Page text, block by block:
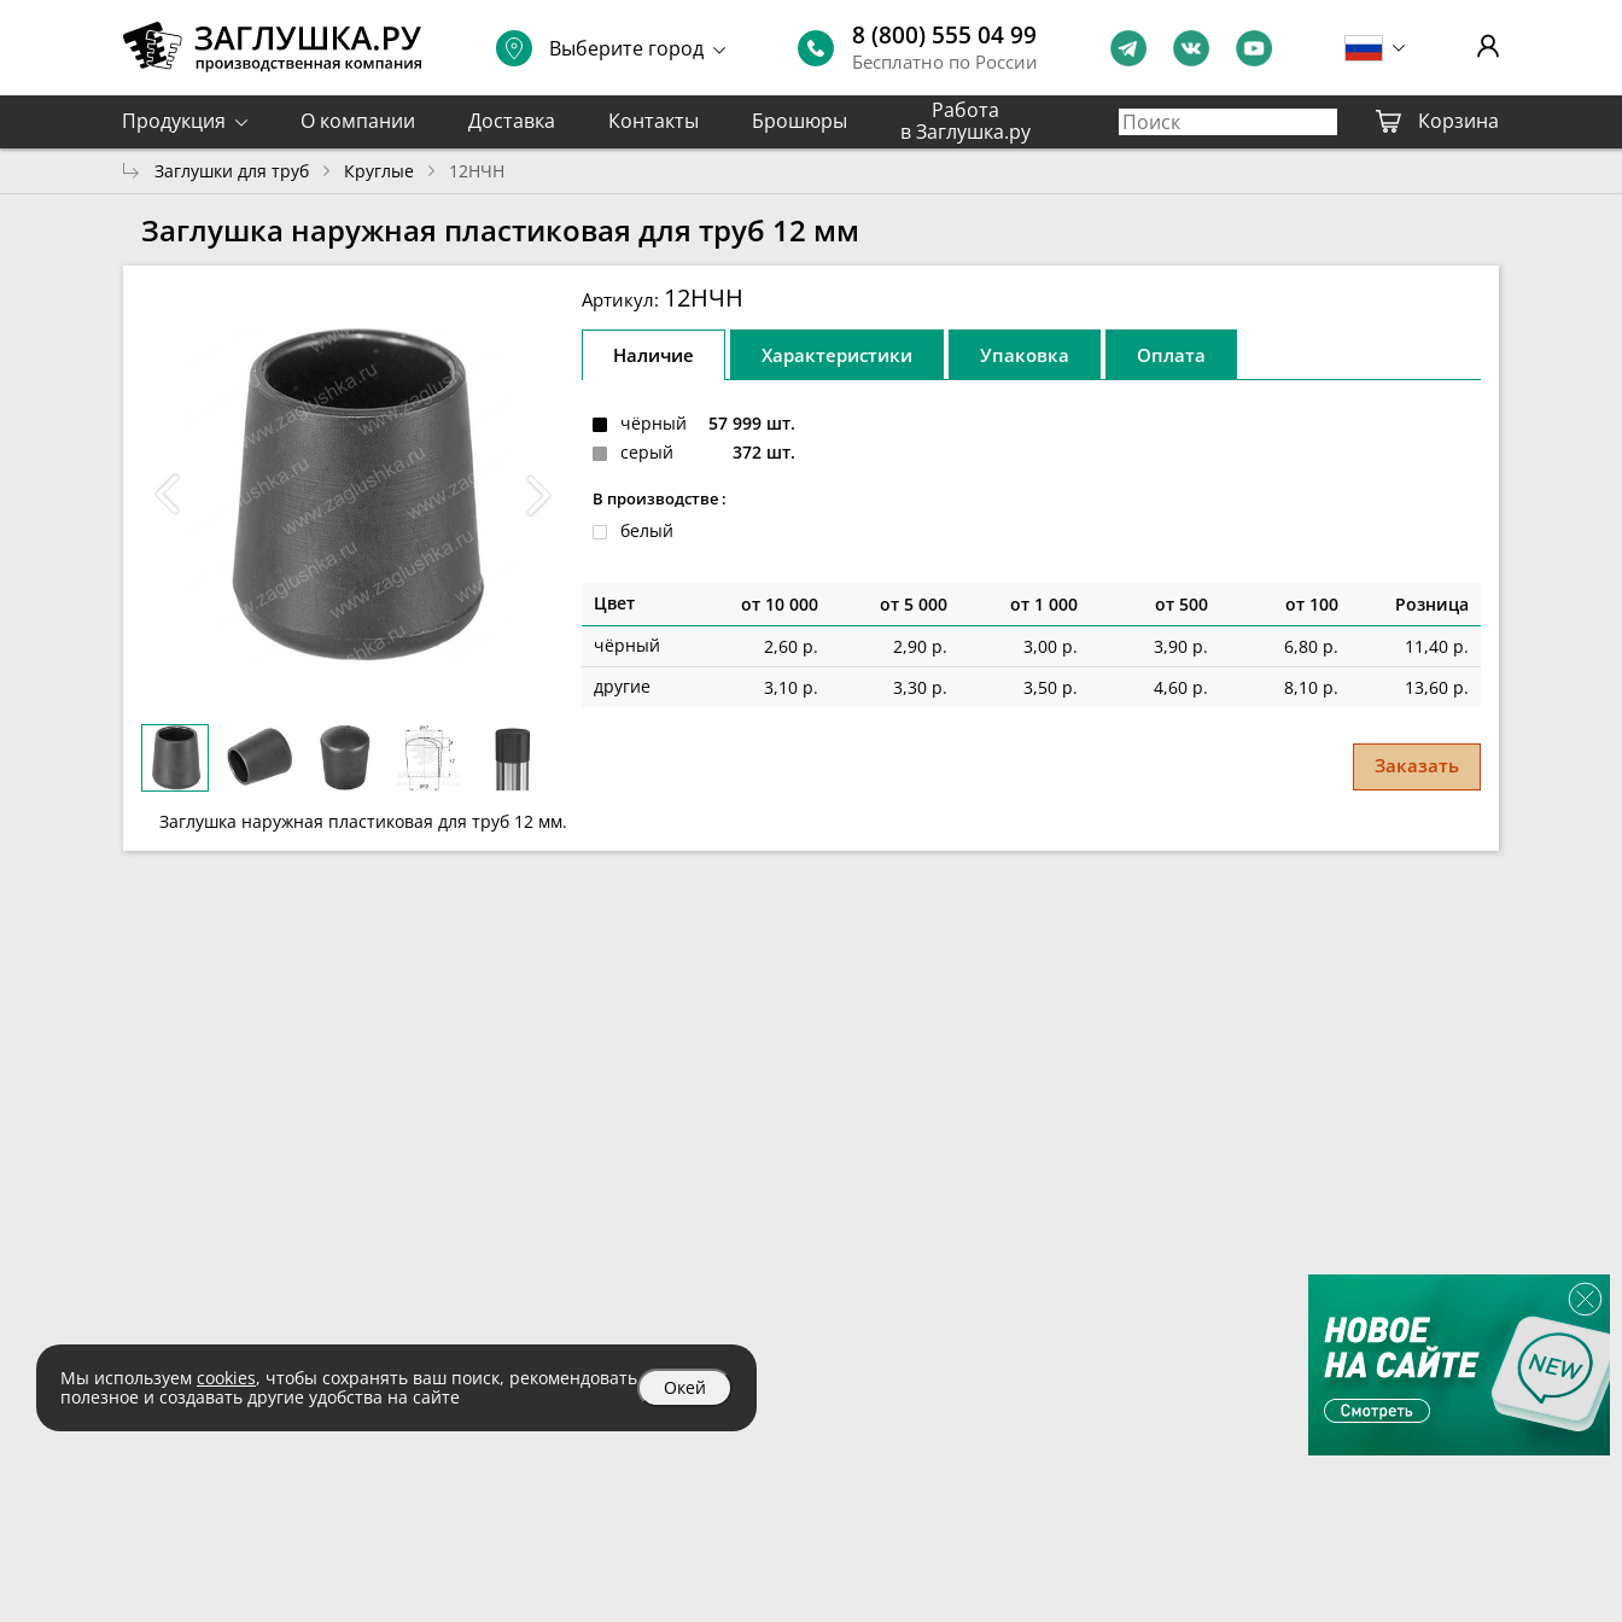
Выберите город 8 (800) 555 04 99
Бесплатно по России
Продукция О компании Доставка Контакты Брошюры
Работа
в Заглушка.ру
Корзина
Заглушки для труб Круглые 12НЧН
Заглушка наружная пластиковая для труб 12 мм
Артикул: 12НЧН
Наличие Характеристики Упаковка Оплата
чёрный
57 999 шт.
серый
372 шт.
В производстве :
белый
Цвет от 10 000 от 5 000 от 1 000 от 500 от 100
Розница
чёрный
2,60 р. 2,90 р. 3,00 р. 3,90 р. 6,80 р.
11,40 р.
другие
3,10 р. 3,30 р. 3,50 р. 4,60 р. 8,10 р. 13,60 р.
Заказать
Заглушка наружная пластиковая для труб 12 мм.
Мы используем cookies, чтобы сохранять ваш поиск, рекомендовать
полезное и создавать другие удобства на сайте
Окей